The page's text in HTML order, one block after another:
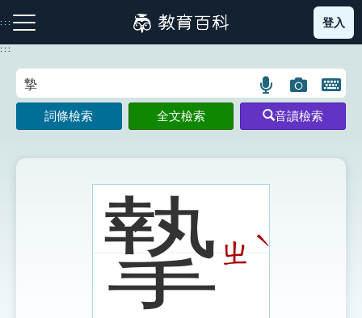
到
主
:::
注音索引圖示 筆畫索引圖示 部首索引表圖示
登入
:::
語
言
搜
示
圖
片
搜
開
鍵
圖
詞條檢索 全文檢索 音讀檢索
摯ㄓ ˋ